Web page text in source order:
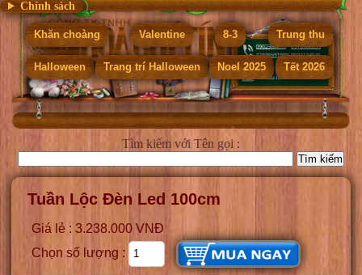
Chính sách
Khăn choàng Valentine 8-3 Trung thu
Halloween Trang trí Halloween Noel 2025 Tết 2026
Tìm kiếm với Tên gọi :
Tuần Lộc Đèn Led 100cm
Giá lẻ : 3.238.000 VNĐ
Chọn số lượng :